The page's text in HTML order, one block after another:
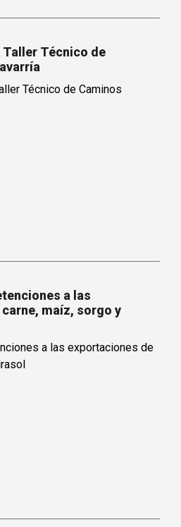
Taller Técnico de
a las
maíz, sorgo y